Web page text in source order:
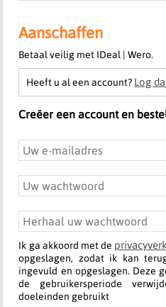
Aanschaffen
Betaal veilig met IDeal | Wero.
Heeft u al een account? Log
Creëer een account en
Ik ga akkoord met de
opgeslagen, zodat ik kan
ingevuld en opgeslagen. Deze
de gebruikersperiode
doeleinden gebruikt